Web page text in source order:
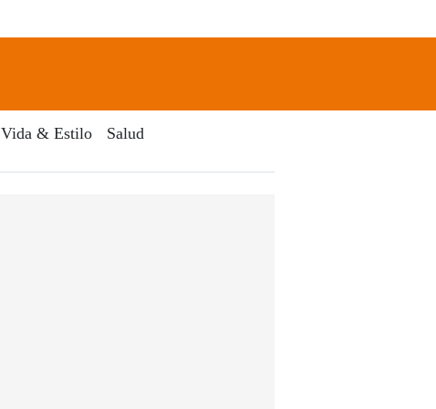
Search
Vida & Estilo Salud